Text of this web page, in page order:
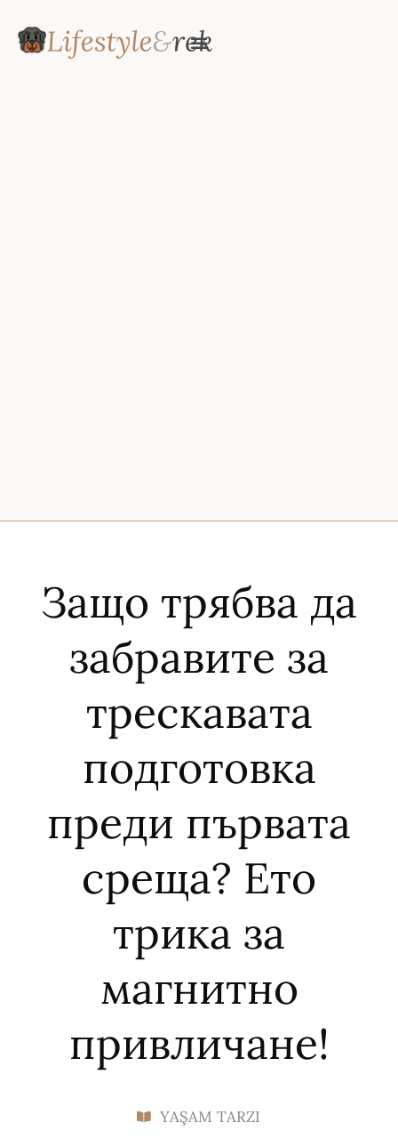
Защо трябва да
забравите за
трескавата
подготовка
преди първата
среща? Ето
трика за
магнитно
привличане!
YAŞAM TARZI